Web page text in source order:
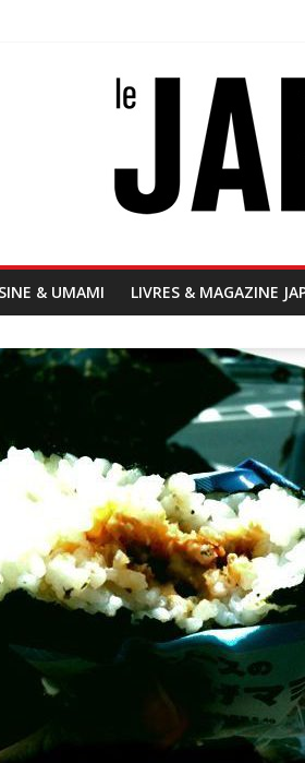
& UMAMI LIVRES & MAGAZINE